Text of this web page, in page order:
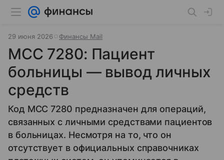
29 июня 2026 Финансы Mail
MCC 7280: Пациент
больницы — вывод личных
средств
Код MCC 7280 предназначен для операций,
связанных с личными средствами пациентов
в больницах. Несмотря на то, что он
отсутствует в официальных справочниках